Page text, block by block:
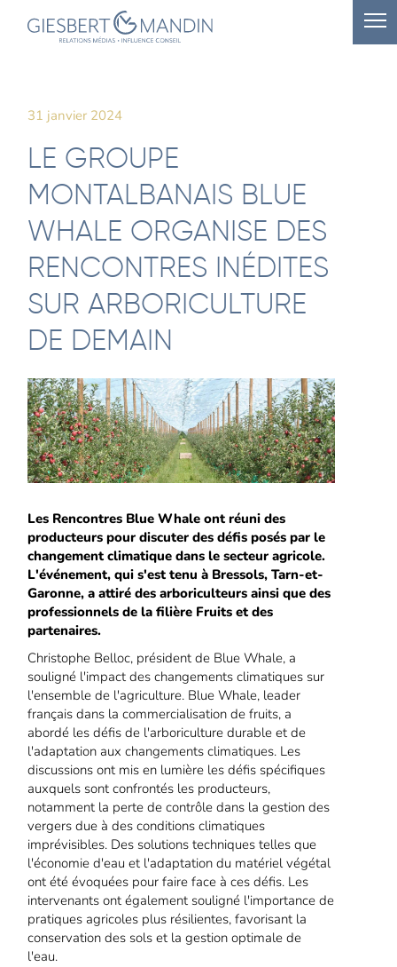
31 janvier 2024
LE GROUPE
MONTALBANAIS BLUE
WHALE ORGANISE DES
RENCONTRES INÉDITES
SUR ARBORICULTURE
DE DEMAIN
Les Rencontres Blue Whale ont réuni des
producteurs pour discuter des défis posés par le
changement climatique dans le secteur agricole.
L'événement, qui s'est tenu à Bressols, Tarn-et-
Garonne, a attiré des arboriculteurs ainsi que des
professionnels de la filière Fruits et des
partenaires.
Christophe Belloc, président de Blue Whale, a
souligné l'impact des changements climatiques sur
l'ensemble de l'agriculture. Blue Whale, leader
français dans la commercialisation de fruits, a
abordé les défis de l'arboriculture durable et de
l'adaptation aux changements climatiques. Les
discussions ont mis en lumière les défis spécifiques
auxquels sont confrontés les producteurs,
notamment la perte de contrôle dans la gestion des
vergers due à des conditions climatiques
imprévisibles. Des solutions techniques telles que
l'économie d'eau et l'adaptation du matériel végétal
ont été évoquées pour faire face à ces défis. Les
intervenants ont également souligné l'importance de
pratiques agricoles plus résilientes, favorisant la
conservation des sols et la gestion optimale de
l'eau.